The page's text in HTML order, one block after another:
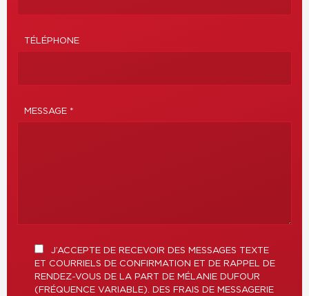
TÉLÉPHONE
MESSAGE *
J’ACCEPTE DE RECEVOIR DES MESSAGES TEXTE
ET COURRIELS DE CONFIRMATION ET DE RAPPEL DE
RENDEZ-VOUS DE LA PART DE MÉLANIE DUFOUR
(FRÉQUENCE VARIABLE). DES FRAIS DE MESSAGERIE